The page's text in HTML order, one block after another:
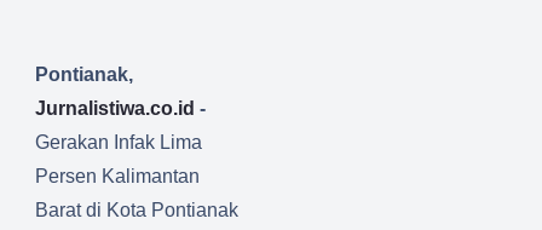
Pontianak,
Jurnalistiwa.co.id -
Gerakan Infak Lima
Persen Kalimantan
Barat di Kota Pontianak